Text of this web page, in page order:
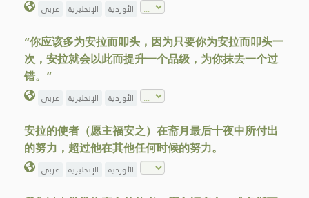
عربي الإنجليزية الأوردية
“你应该多为安拉而叩头，因为只要你为安拉而叩头一
次，安拉就会以此而提升一个品级，为你抹去一个过
错。”
عربي الإنجليزية الأوردية
安拉的使者（愿主福安之）在斋月最后十夜中所付出
的努力，超过他在其他任何时候的努力。
عربي الإنجليزية الأوردية